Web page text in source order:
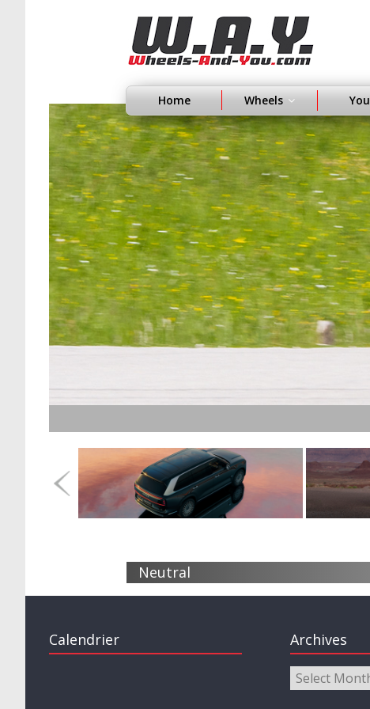
Home Wheels You
Neutral
Calendrier Archives